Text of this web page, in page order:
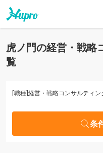
虎ノ門の経営・戦略
覧
[職種]経営・戦略コンサルティン
条